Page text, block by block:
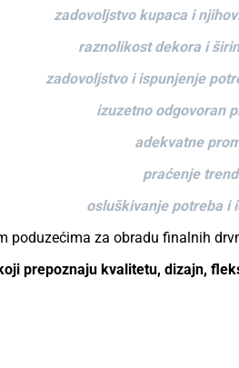
zadovoljstvo kupaca i
raznolikost dekora i
zadovoljstvo i ispunjenje
izuzetno odgovoran
adekvatne
praćenje
osluškivanje potreba i
za obradu finalnih
prepoznaju kvalitetu, dizajn,